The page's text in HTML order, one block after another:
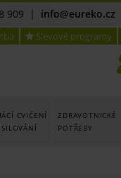
909 | info@eureko.cz
Slevové programy
CVIČENÍ
ZDRAVOTNICKÉ
POTŘEBY